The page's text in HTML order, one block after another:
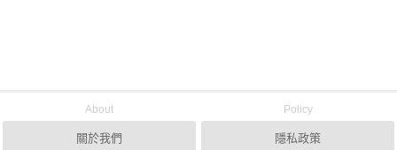
About
關於我們
Policy
隱私政策